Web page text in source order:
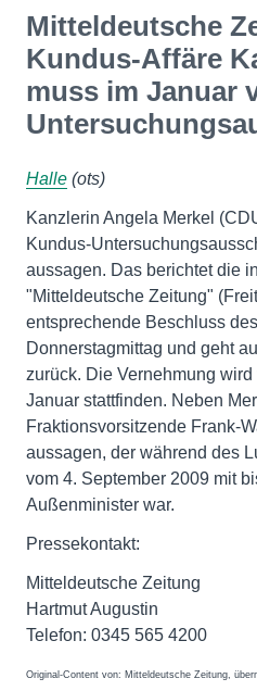
Mitteldeutsche
Kundus-Affäre
muss im Januar
Halle (ots)
Kanzlerin Angela Merkel
Kundus-
aussagen. Das berichtet die
"Mitteldeutsche Zeitung"
entsprechende Beschluss
Donnerstagmittag und geht
zurück. Die Vernehmung
Januar stattfinden. Neben
Fraktionsvorsitzende Frank-
aussagen, der während des
vom 4. September 2009 mit
Außenminister war.
Pressekontakt:
Mitteldeutsche Zeitung
Hartmut Augustin
Telefon: 0345 565 4200
Original-Content von: Mitteldeutsche Zeitung,